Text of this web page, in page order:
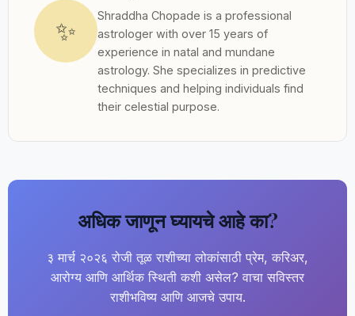
✨
Shraddha Chopade is a professional
astrologer with over 15 years of
experience in natal and mundane
astrology. She specializes in predictive
techniques and helping individuals find
their celestial purpose.
अधिक जाणून घ्यायचे आहे का?
३ मार्च २०२६ रोजी तूळ राशीच्या लोकांसाठी प्रेम, करिअर,
आरोग्य आणि आर्थिक स्थिती कशी असेल? वाचा सविस्तर
राशीभविष्य आणि आजचे उपाय.